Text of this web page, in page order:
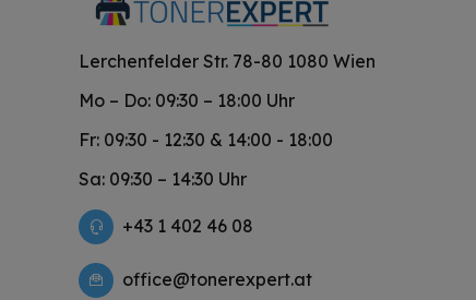
Lerchenfelder Str. 78-80 1080 Wien
Mo – Do: 09:30 – 18:00 Uhr
Fr: 09:30 - 12:30 & 14:00 - 18:00
Sa: 09:30 – 14:30 Uhr
+43 1 402 46 08
office@tonerexpert.at